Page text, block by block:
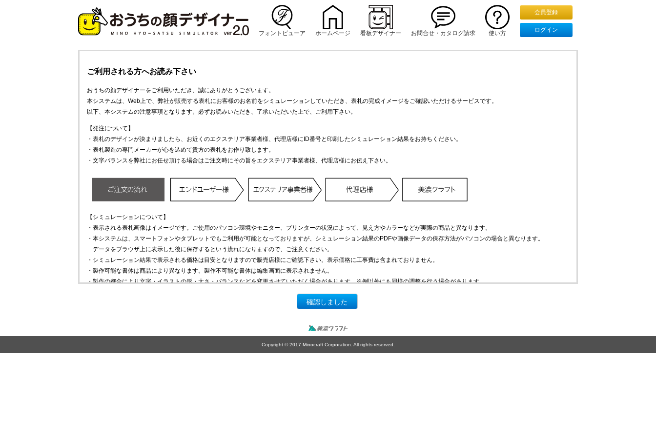
フォントビューア ホームページ 看板デザイナー お問合せ・カタログ請求 使い方
ご利用される方へお読み下さい
おうちの顔デザイナーをご利用いただき、誠にありがとうございます。
本システムは、Web上で、弊社が販売する表札にお客様のお名前をシミュレーションしていただき、表札の完成イメージをご確認いただけるサービスです。
以下、本システムの注意事項となります。必ずお読みいただき、了承いただいた上で、ご利用下さい。
【発注について】
・表札のデザインが決まりましたら、お近くのエクステリア事業者様、代理店様にID番号と印刷したシミュレーション結果をお持ちください。
・表札製造の専門メーカーが心を込めて貴方の表札をお作り致します。
・文字バランスを弊社にお任せ頂ける場合はご注文時にその旨をエクステリア事業者様、代理店様にお伝え下さい。
【シミュレーションについて】
・表示される表札画像はイメージです。ご使用のパソコン環境やモニター、プリンターの状況によって、見え方やカラーなどが実際の商品と異なります。
・本システムは、スマートフォンやタブレットでもご利用が可能となっておりますが、シミュレーション結果のPDFや画像データの保存方法がパソコンの場合と異なります。
データをブラウザ上に表示した後に保存するという流れになりますので、ご注意ください。
・シミュレーション結果で表示される価格は目安となりますので販売店様にご確認下さい。表示価格に工事費は含まれておりません。
・製作可能な書体は商品により異なります。製作不可能な書体は編集画面に表示されません。
・製作の都合により文字・イラストの形・太さ・バランスなどを変更させていただく場合があります。※例以外にも同様の調整を行う場合があります。
確認しました
Copyright © 2017 Minocraft Corporation. All rights reserved.